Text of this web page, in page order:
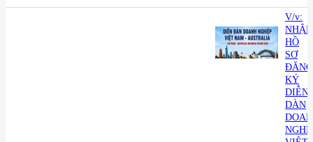
V/v:
NHẬN
HỒ
SƠ
ĐĂNG
KÝ
DIỄN
DÀN